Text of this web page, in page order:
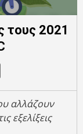
τους 2021
αλλάζουν
εξελίξεις